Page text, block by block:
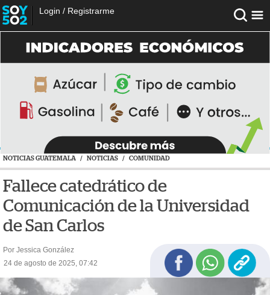
Login / Registrarme
NOTICIAS GUATEMALA / NOTICIAS / COMUNIDAD
Fallece catedrático de
Comunicación de la Universidad
de San Carlos
Por Jessica González
24 de agosto de 2025, 07:42